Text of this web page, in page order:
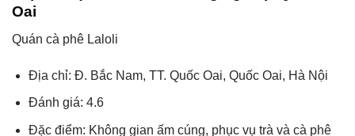
Oai
Quán cà phê Laloli
Địa chỉ: Đ. Bắc Nam, TT. Quốc Oai, Quốc Oai, Hà Nội
Đánh giá: 4.6
Đặc điểm: Không gian ấm cúng, phục vụ trà và cà phê